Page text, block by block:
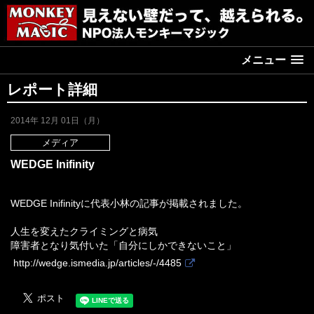
メニュー
レポート詳細
2014年 12月 01日（月）
メディア
WEDGE Inifinity
WEDGE Inifinityに代表小林の記事が掲載されました。
人生を変えたクライミングと病気
障害者となり気付いた「自分にしかできないこと」
http://wedge.ismedia.jp/articles/-/4485